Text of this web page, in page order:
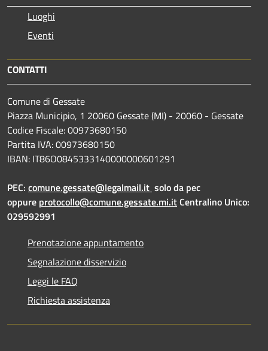
Luoghi
Eventi
CONTATTI
Comune di Gessate
Piazza Municipio, 1 20060 Gessate (MI) - 20060 - Gessate
Codice Fiscale: 00973680150
Partita IVA: 00973680150
IBAN: IT86O0845333140000000601291
PEC: comune.gessate@legalmail.it solo da pec
oppure protocollo@comune.gessate.mi.itCentralino Unico:
029592991
Prenotazione appuntamento
Segnalazione disservizio
Leggi le FAQ
Richiesta assistenza